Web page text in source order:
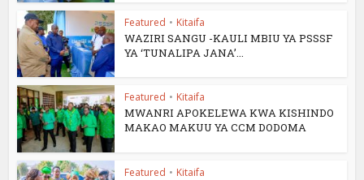
Featured • Kitaifa
WAZIRI SANGU -KAULI MBIU YA PSSSF
YA ‘TUNALIPA JANA’...
Featured • Kitaifa
MWANRI APOKELEWA KWA KISHINDO
MAKAO MAKUU YA CCM DODOMA
Featured • Kitaifa